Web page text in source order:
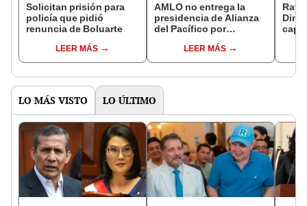
Solicitan prisión para
policía que pidió
renuncia de Boluarte
LEER MÁS
AMLO no entrega la
presidencia de Alianza
del Pacífico por
Castillo, dice Cancillería
peruana
LEER MÁS
Dina
LO MÁS VISTO LO ÚLTIMO